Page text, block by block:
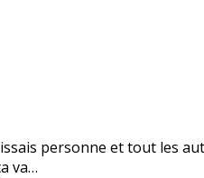
personne et tout les
va…